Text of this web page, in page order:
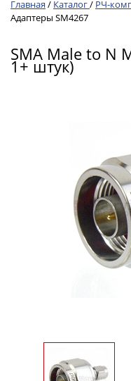
Главная / Каталог/ РЧ-
Адаптеры SM4267
SMA Male to N
1+ штук)